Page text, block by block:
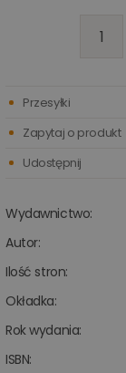
Wydawnictwo:
Autor:
Ilość stron:
Okładka:
Rok wydania:
ISBN:
Przesyłki
Zapytaj o produkt
Udostępnij